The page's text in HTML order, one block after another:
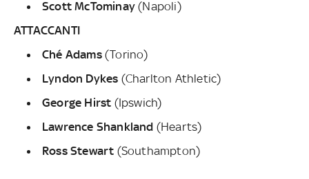
Scott McTominay (Napoli)
ATTACCANTI
Ché Adams(Torino)
Lyndon Dykes (Charlton Athletic)
George Hirst (Ipswich)
Lawrence Shankland (Hearts)
Ross Stewart (Southampton)